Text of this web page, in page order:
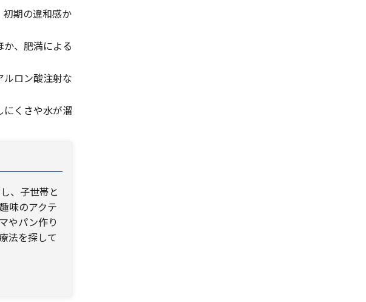
初期の違和感か
か、肥満による
ルロン酸注射な
にくさや水が溜
、子世帯と
味のアクテ
やパン作り
法を探して